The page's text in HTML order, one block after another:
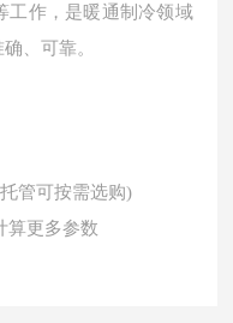
工作，是暖通制冷领域
、可靠。
管可按需选购)
算更多参数